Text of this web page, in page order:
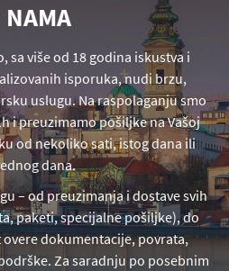
NAMA
sa više od 18 godina iskustva i
isporuka, nudi brzu,
uslugu. Na raspolaganju smo
i preuzimamo pošiljke na Vašoj
od nekoliko sati, istog dana ili
dana.
– od preuzimanja i dostave svih
paketi, specijalne pošiljke), do
dokumentacije, povrata,
Za saradnju po posebnim